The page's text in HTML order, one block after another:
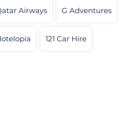
Airways G Adventures
121 Car Hire